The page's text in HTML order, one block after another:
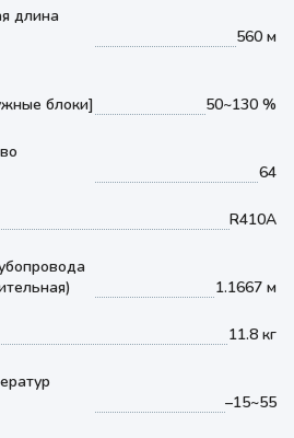
длина
560 м
блоки]
50~130 %
64
R410A
1.1667 м
11.8 кг
–15~55